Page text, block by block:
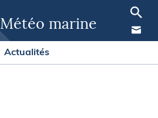
Météo marine
Actualités